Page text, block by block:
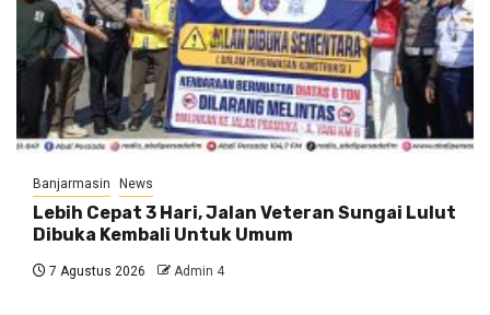
Banjarmasin News
Lebih Cepat 3 Hari, Jalan Veteran Sungai Lulut
Dibuka Kembali Untuk Umum
7 Agustus 2026 Admin 4